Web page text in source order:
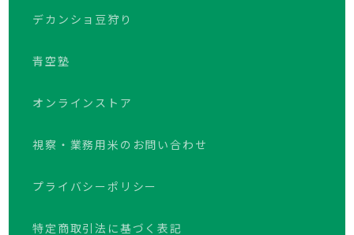
デカンショ豆狩り
青空塾
オンラインストア
視察・業務用米のお問い合わせ
プライバシーポリシー
特定商取引法に基づく表記